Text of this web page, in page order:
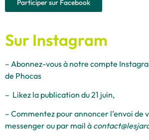
Participer sur Facebook
Sur Instagram
– Abonnez-vous à notre compte
de Phocas
– Likez la publication du 21 juin,
– Commentez pour annoncer l’envoi de
messenger ou par mail à